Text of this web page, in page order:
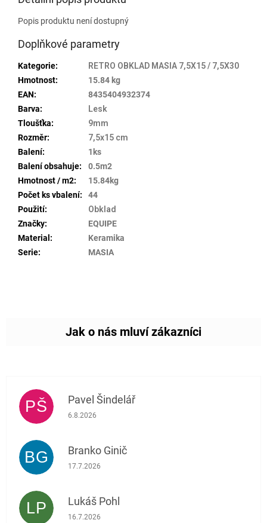
Popis produktu není dostupný
Doplňkové parametry
Kategorie:
RETRO OBKLAD MASIA 7,5X15 / 7,5X30
Hmotnost:
15.84 kg
EAN:
8435404932374
Barva:
Lesk
Tloušťka:
9mm
Rozměr:
7,5x15 cm
Balení:
1ks
Balení obsahuje:
0.5m2
Hmotnost / m2:
15.84kg
Počet ks vbalení:
44
Použití:
Obklad
Značky:
EQUIPE
Material :
Keramika
Serie: MASIA
PŠ Pavel Šindelář
Hodnocení obchodu je 5 z 5 hvězdiček.
6.8.2026
BG Branko Ginič
Hodnocení obchodu je 5 z 5 hvězdiček.
17.7.2026
LP Lukáš Pohl
Hodnocení obchodu je 5 z 5 hvězdiček.
16.7.2026